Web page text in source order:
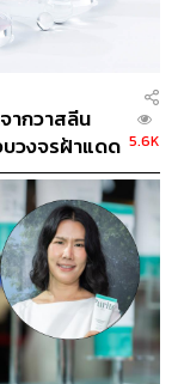
ระเภท
อื่นๆ ที่
ปริมาณเล็กน้อย
ามือ แล้วค่อยๆ
ป็นขั้นตอนสุดท้าย
านในขณะที่คุณ
ในตอนเช้า และ
ของคุณ
จากวาสลีน
วงจรฝ้าแดด 5.6K